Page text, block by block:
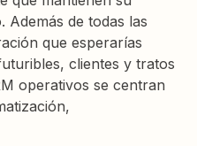
Además de todas las
que esperarías
clientes y tratos
operativos se centran